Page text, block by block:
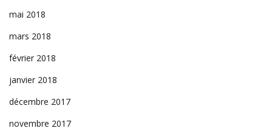
mai 2018
mars 2018
février 2018
janvier 2018
décembre 2017
novembre 2017